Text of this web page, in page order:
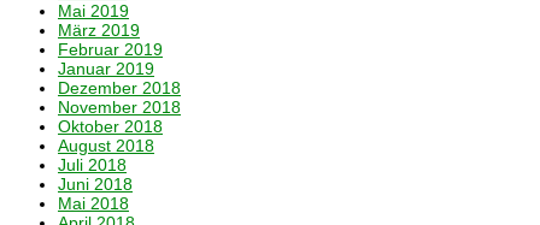
Mai 2019
März 2019
Februar 2019
Januar 2019
Dezember 2018
November 2018
Oktober 2018
August 2018
Juli 2018
Juni 2018
Mai 2018